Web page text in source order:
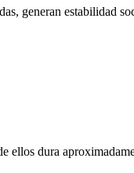
generan estabilidad
dura